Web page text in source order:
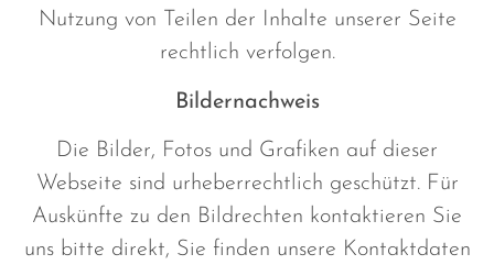
Nutzung von Teilen der Inhalte unserer Seite
rechtlich verfolgen.
Bildernachweis
Die Bilder, Fotos und Grafiken auf dieser
Webseite sind urheberrechtlich geschützt. Für
Auskünfte zu den Bildrechten kontaktieren Sie
uns bitte direkt, Sie finden unsere Kontaktdaten